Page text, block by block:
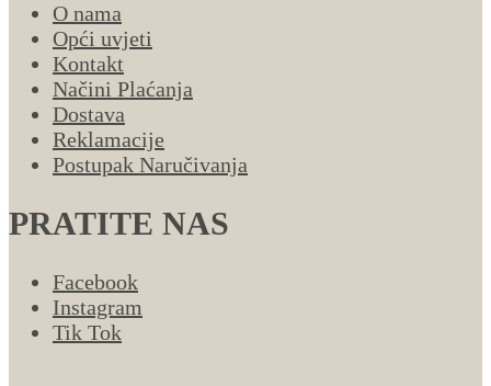
O nama
Opći uvjeti
Kontakt
Načini Plaćanja
Dostava
Reklamacije
Postupak Naručivanja
PRATITE NAS
Facebook
Instagram
Tik Tok